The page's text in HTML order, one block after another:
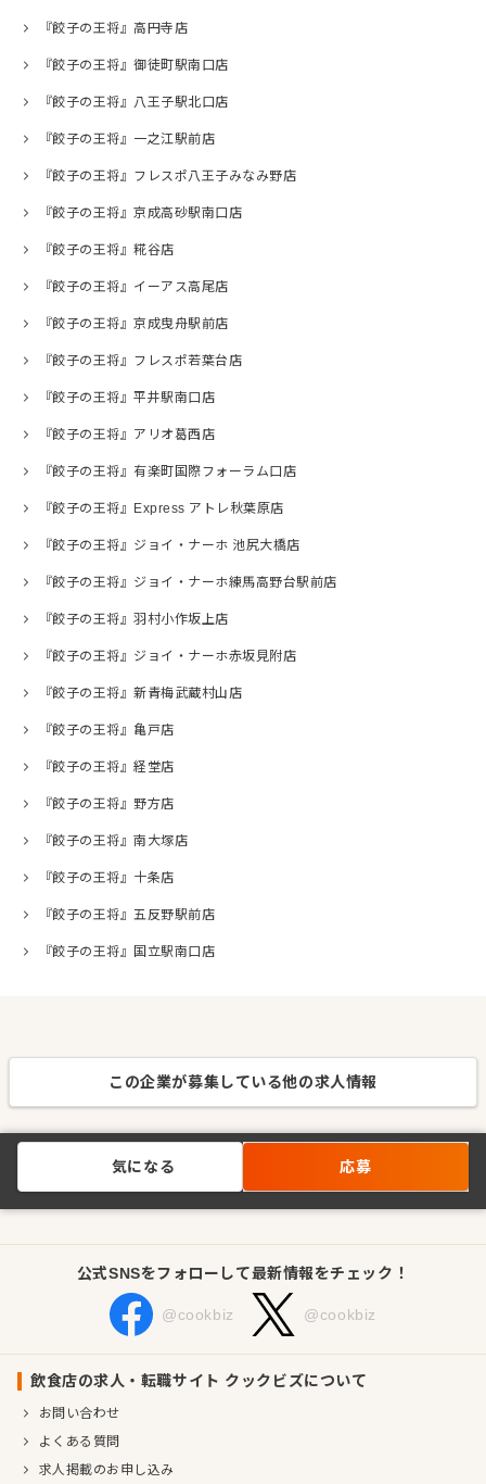
『餃子の王将』高円寺店
『餃子の王将』御徒町駅南口店
『餃子の王将』八王子駅北口店
『餃子の王将』一之江駅前店
『餃子の王将』フレスポ八王子みなみ野店
『餃子の王将』京成高砂駅南口店
『餃子の王将』糀谷店
『餃子の王将』イーアス高尾店
『餃子の王将』京成曳舟駅前店
『餃子の王将』フレスポ若葉台店
『餃子の王将』平井駅南口店
『餃子の王将』アリオ葛西店
『餃子の王将』有楽町国際フォーラム口店
『餃子の王将』Express アトレ秋葉原店
『餃子の王将』ジョイ・ナーホ 池尻大橋店
『餃子の王将』ジョイ・ナーホ練馬高野台駅前店
『餃子の王将』羽村小作坂上店
『餃子の王将』ジョイ・ナーホ赤坂見附店
『餃子の王将』新青梅武蔵村山店
『餃子の王将』亀戸店
『餃子の王将』経堂店
『餃子の王将』野方店
『餃子の王将』南大塚店
『餃子の王将』十条店
『餃子の王将』五反野駅前店
『餃子の王将』国立駅南口店
この企業が募集している他の求人情報
気になる 応募
公式SNSをフォローして最新情報をチェック！
@cookbiz @cookbiz
飲食店の求人・転職サイト クックビズについて
お問い合わせ
よくある質問
求人掲載のお申し込み